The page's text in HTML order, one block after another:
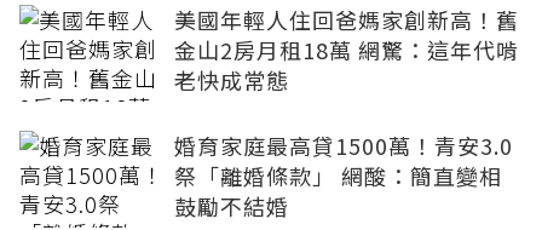
美國年輕人住回爸媽家創新高！舊
金山2房月租18萬 網驚：這年代啃
老快成常態
婚育家庭最高貸1500萬！青安3.0
祭「離婚條款」 網酸：簡直變相
鼓勵不結婚